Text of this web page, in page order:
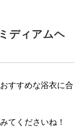
ディアムヘ
すすめな浴衣に合
てくださいね！